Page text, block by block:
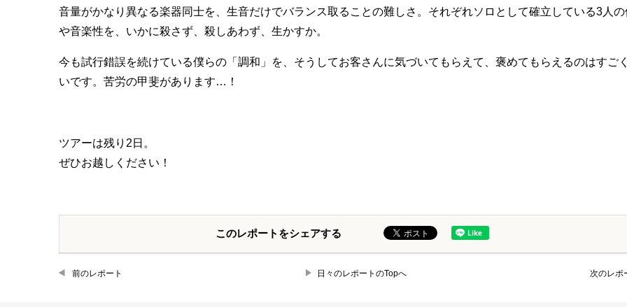
音量がかなり異なる楽器同士を、生音だけでバランス取ることの難しさ。それぞれソロとして確立している3人の
や音楽性を、いかに殺さず、殺しあわず、生かすか。
今も試行錯誤を続けている僕らの「調和」を、そうしてお客さんに気づいてもらえて、褒めてもらえるのはすご
いです。苦労の甲斐があります…！
ツアーは残り2日。
ぜひお越しください！
このレポートをシェアする
前のレポート 日々のレポートのTopへ 次のレポ